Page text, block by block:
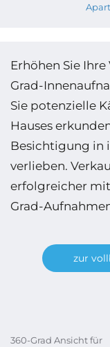
Erhöhen Sie
Grad-
Sie potenzielle
Hauses
Besichtigung in
verlieben.
erfolgreicher
Grad-
zur
360-Grad Ansicht für